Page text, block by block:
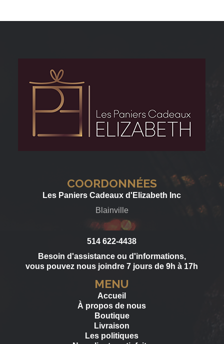
COORDONNÉES
Les Paniers Cadeaux d'Elizabeth Inc
Blainville
514 622-4438
Besoin d'assistance ou d'informations,
vous pouvez nous joindre 7 jours de 9h à 17h
MENU
Accueil
À propos de nous
Boutique
Livraison
Les politiques